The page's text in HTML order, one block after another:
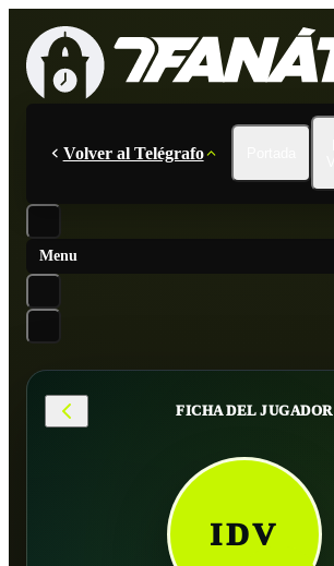
Volver al Telégrafo
Menu
FICHA DEL JUGADOR
IDV